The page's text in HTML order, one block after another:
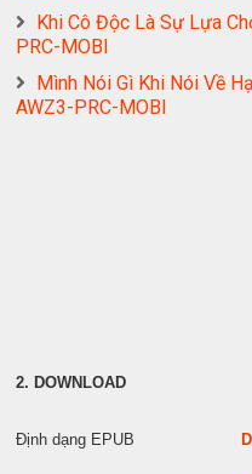
Khi Cô Độc Là Sự Lựa
PRC-MOBI
Mình Nói Gì Khi Nói Về
AWZ3-PRC-MOBI
2. DOWNLOAD
Định dạng EPUB